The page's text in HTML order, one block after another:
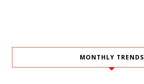
MONTHLY TRENDS